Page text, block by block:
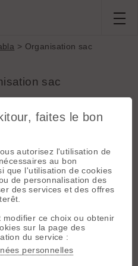
> Organisation sac
sac
Chercher Archives
sur l’organisation de votre
ski de rando à la journée.
emportez à chaque sortie ?
de vous lire et d'en
astuces à partager n'hésitez
faites le bon
autorisez l'utilisation de
au bon
que l'utilisation de cookies
de personnalisation des
des services et des offres
ce choix ou obtenir
sur la page des
du service :
personnelles